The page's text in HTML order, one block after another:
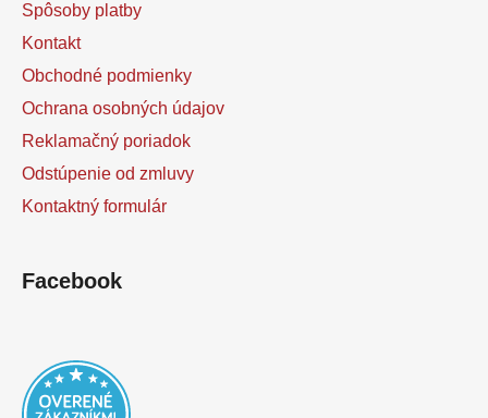
Spôsoby platby
Kontakt
Obchodné podmienky
Ochrana osobných údajov
Reklamačný poriadok
Odstúpenie od zmluvy
Kontaktný formulár
Facebook